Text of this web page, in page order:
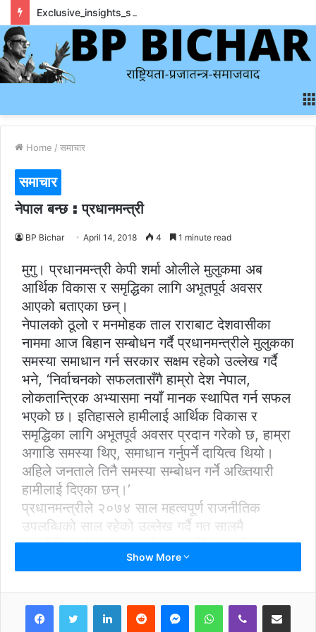
Home / समाचार
समाचार
नेपाल बन्छ : प्रधानमन्त्री
BP Bichar April 14, 2018 4 1 minute read
मुगु। प्रधानमन्त्री केपी शर्मा ओलीले मुलुकमा अब
आर्थिक विकास र समृद्धिका लागि अभूतपूर्व अवसर
आएको बताएका छन्।
नेपालको ठूलो र मनमोहक ताल राराबाट देशवासीका
नाममा आज बिहान सम्बोधन गर्दै प्रधानमन्त्रीले मुलुकका
समस्या समाधान गर्न सरकार सक्षम रहेको उल्लेख गर्दै
भने, ‘निर्वाचनको सफलतासँगै हाम्रो देश नेपाल,
लोकतान्त्रिक अभ्यासमा नयाँ मानक स्थापित गर्न सफल
भएको छ। इतिहासले हामीलाई आर्थिक विकास र
समृद्धिका लागि अभूतपूर्व अवसर प्रदान गरेको छ, हाम्रा
अगाडि समस्या थिए, समाधान गर्नुपर्ने दायित्व थियो।
अहिले जनताले तिनै समस्या सम्बोधन गर्ने अख्तियारी
हामीलाई दिएका छन्।’
प्रधानमन्त्रीले २०७४ साल महत्वपूर्ण राजनीतिक
उपलब्धिको साल रहेको उल्लेख गर्दै गत सालमै
राजनीतिक संक्रमणकालको अन्त्य हुँदै जनपक्षीय,
लोकतान्त्रिक, देशभक्त, अग्रगामी तथा विकासप्रेमी
बाटामा अघि बढ्दै स्थायित्वको नयाँ चरण आरम्भ भएको
Show More
LinkedInReddit MessengerWhatsAppViber Share via Email